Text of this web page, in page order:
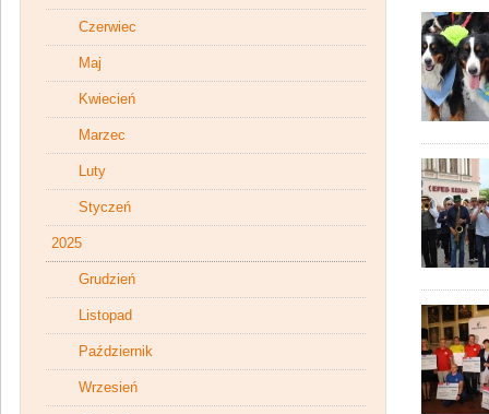
Czerwiec
Maj
Kwiecień
Marzec
Luty
Styczeń
2025
Grudzień
Listopad
Październik
Wrzesień